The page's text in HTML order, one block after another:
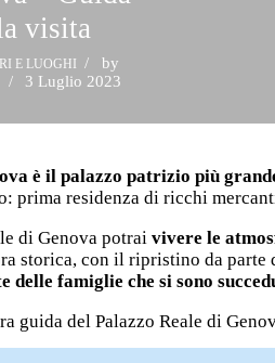
visita
E LUOGHI
by
3 Luglio 2023
è il palazzo patrizio più
prima residenza di ricchi
di Genova potrai vivere le
storica, con il ripristino da parte
delle famiglie che si sono
guida del Palazzo Reale di